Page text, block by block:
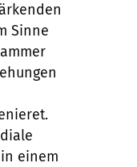
Sinne
einem